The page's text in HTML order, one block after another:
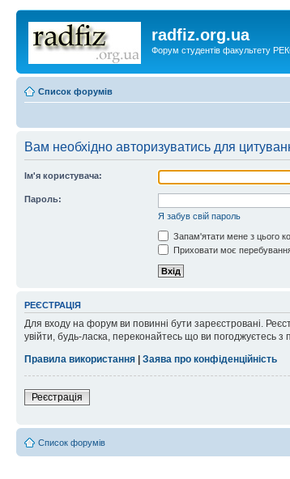
radfiz.org.ua
Форум студентів факультету
Список форумів
Вам необхідно авторизуватись для
Ім'я користувача:
Пароль:
Я забув свій пароль
Запам'ятати мене з цього
Приховати моє
РЕЄСТРАЦІЯ
Для входу на форум ви повинні бути зареєстровані.
увійти, будь-ласка, переконайтесь що ви погоджуєтесь
Правила використання
Заява про конфіденційність
Реєстрація
Список форумів